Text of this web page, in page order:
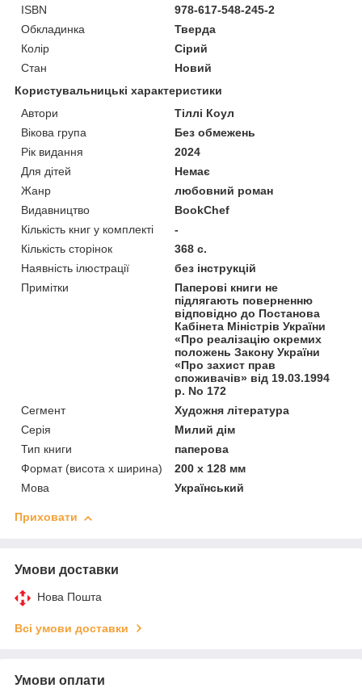
ISBN
978-617-548-245-2
Обкладинка
Тверда
Колір
Сірий
Стан
Новий
Користувальницькі характеристики
Автори
Тіллі Коул
Вікова група
Без обмежень
Рік видання
2024
Для дітей
Немає
Жанр
любовний роман
Видавництво
BookChef
Кількість книг у комплекті
-
Кількість сторінок
368 с.
Наявність ілюстрації
без інструкцій
Примітки
Паперові книги не
підлягають поверненню
відповідно до Постанова
Кабінета Міністрів України
«Про реалізацію окремих
положень Закону України
«Про захист прав
споживачів» від 19.03.1994
р. No 172
Сегмент
Художня література
Серія
Милий дім
Тип книги
паперова
Формат (висота х ширина)
200 х 128 мм
Мова
Український
Приховати
Умови доставки
Нова Пошта
Всі умови доставки
Умови оплати